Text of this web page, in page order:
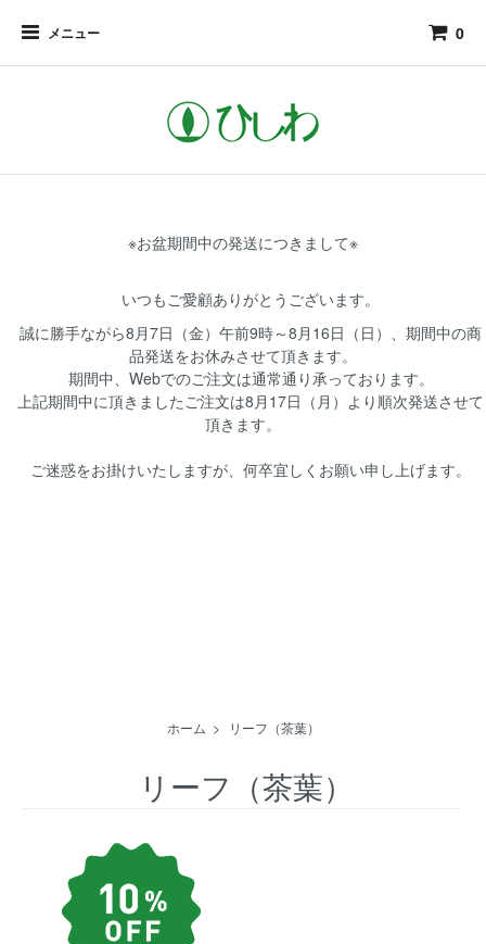
メニュー 0
※お盆期間中の発送につきまして※
いつもご愛顧ありがとうございます。
誠に勝手ながら8月7日（金）午前9時～8月16日（日）、期間中の商
品発送をお休みさせて頂きます。
期間中、Webでのご注文は通常通り承っております。
上記期間中に頂きましたご注文は8月17日（月）より順次発送させて
頂きます。
ご迷惑をお掛けいたしますが、何卒宜しくお願い申し上げます。
ホーム > リーフ（茶葉）
リーフ（茶葉）